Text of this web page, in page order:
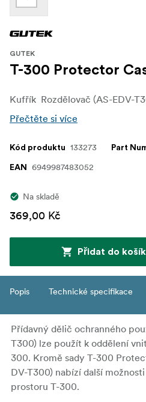
GUTEK
T-300 Protector
Přečtěte si více
Kód produktu 133273 Part
EAN 6949987483052
Na skladě
369,00 Kč
Přidat do
Popis Technické specifikace
Přídavný dělič ochranného
T300) lze použít k oddělení
300. Kromě sady T-300
DV-T300) nabízí další
prostoru T-300.